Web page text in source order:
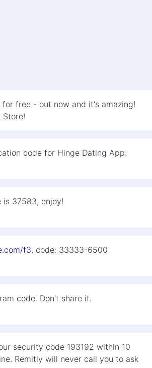
free - out now and it's amazing!
code for Hinge Dating App:
is 37583, enjoy!
f3, code: 33333-6500
code. Don't share it.
security code 193192 within 10
Remitly will never call you to ask